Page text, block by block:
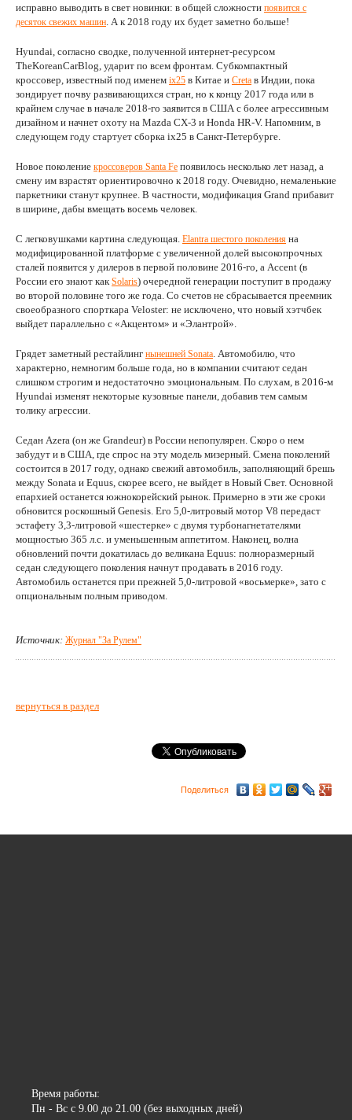
исправно выводить в свет новинки: в общей сложности появится с
десяток свежих машин . А к 2018 году их будет заметно больше!
Hyundai, согласно сводке, полученной интернет-ресурсом
TheKoreanCarBlog, ударит по всем фронтам. Субкомпактный
кроссовер, известный под именем ix25 в Китае и Creta в Индии, пока
зондирует почву развивающихся стран, но к концу 2017 года или в
крайнем случае в начале 2018-го заявится в США с более агрессивным
дизайном и начнет охоту на Mazda CX-3 и Honda HR-V. Напомним, в
следующем году стартует сборка ix25 в Санкт-Петербурге.
Новое поколение кроссоверов Santa Fe появилось несколько лет назад, а
смену им взрастят ориентировочно к 2018 году. Очевидно, немаленькие
паркетники станут крупнее. В частности, модификация Grand прибавит
в ширине, дабы вмещать восемь человек.
С легковушками картина следующая. Elantra шестого поколения на
модифицированной платформе с увеличенной долей высокопрочных
сталей появится у дилеров в первой половине 2016-го, а Accent (в
России его знают как Solaris) очередной генерации поступит в продажу
во второй половине того же года. Со счетов не сбрасывается преемник
своеобразного спорткара Veloster: не исключено, что новый хэтчбек
выйдет параллельно с «Акцентом» и «Элантрой».
Грядет заметный рестайлинг нынешней Sonata . Автомобилю, что
характерно, немногим больше года, но в компании считают седан
слишком строгим и недостаточно эмоциональным. По слухам, в 2016-м
Hyundai изменят некоторые кузовные панели, добавив тем самым
толику агрессии.
Седан Azera (он же Grandeur) в России непопулярен. Скоро о нем
забудут и в США, где спрос на эту модель мизерный. Смена поколений
состоится в 2017 году, однако свежий автомобиль, заполняющий брешь
между Sonata и Equus, скорее всего, не выйдет в Новый Свет. Основной
епархией останется южнокорейский рынок. Примерно в эти же сроки
обновится роскошный Genesis. Его 5,0-литровый мотор V8 передаст
эстафету 3,3-литровой «шестерке» с двумя турбонагнетателями
мощностью 365 л.с. и уменьшенным аппетитом. Наконец, волна
обновлений почти докатилась до великана Equus: полноразмерный
седан следующего поколения начнут продавать в 2016 году.
Автомобиль останется при прежней 5,0-литровой «восьмерке», зато с
опциональным полным приводом.
Источник: Журнал "За Рулем"
вернуться в раздел
Поделиться
Время работы:
Пн - Вс с 9.00 до 21.00 (без выходных дней)